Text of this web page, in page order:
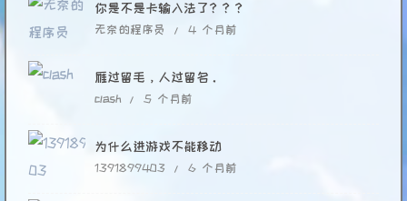
你是不是卡输入法了？？？
无奈的程序员 / 4 个月前
雁过留毛，人过留名。
clash / 5 个月前
为什么进游戏不能移动
1391899403 / 6 个月前